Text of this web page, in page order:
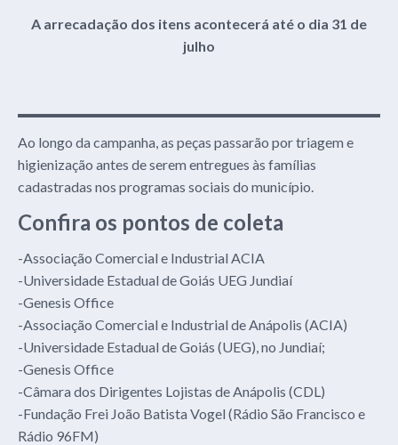
A arrecadação dos itens acontecerá até o dia 31 de
julho
Ao longo da campanha, as peças passarão por triagem e
higienização antes de serem entregues às famílias
cadastradas nos programas sociais do município.
Confira os pontos de coleta
-Associação Comercial e Industrial ACIA
-Universidade Estadual de Goiás UEG Jundiaí
-Genesis Office
-Associação Comercial e Industrial de Anápolis (ACIA)
-Universidade Estadual de Goiás (UEG), no Jundiaí;
-Genesis Office
-Câmara dos Dirigentes Lojistas de Anápolis (CDL)
-Fundação Frei João Batista Vogel (Rádio São Francisco e
Rádio 96FM)